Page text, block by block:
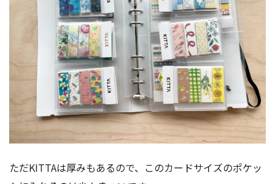
ただKITTAは厚みもあるので、このカードサイズのポケッ